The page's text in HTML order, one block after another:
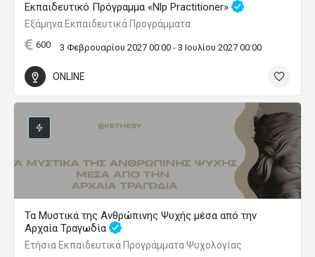
Εκπαιδευτικό Πρόγραμμα «Nlp Practitioner»
Εξάμηνα Εκπαιδευτικά Προγράμματα
600 3 Φεβρουαρίου 2027 00:00 - 3 Ιουλίου 2027 00:00
ONLINE
Τα Μυστικά της Ανθρώπινης Ψυχής μέσα από την
Αρχαία Τραγωδία
Ετήσια Εκπαιδευτικά Προγράμματα Ψυχολογίας